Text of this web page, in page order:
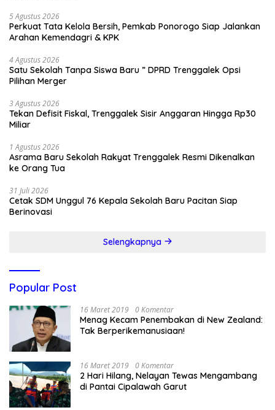
5 Agustus 2026
Perkuat Tata Kelola Bersih, Pemkab Ponorogo Siap Jalankan
Arahan Kemendagri & KPK
4 Agustus 2026
Satu Sekolah Tanpa Siswa Baru ” DPRD Trenggalek Opsi
Pilihan Merger
3 Agustus 2026
Tekan Defisit Fiskal, Trenggalek Sisir Anggaran Hingga Rp30
Miliar
1 Agustus 2026
Asrama Baru Sekolah Rakyat Trenggalek Resmi Dikenalkan
ke Orang Tua
31 Juli 2026
Cetak SDM Unggul 76 Kepala Sekolah Baru Pacitan Siap
Berinovasi
Selengkapnya
Popular Post
16 Maret 2019 0 Komentar
Menag Kecam Penembakan di New Zealand:
Tak Berperikemanusiaan!
16 Maret 2019 0 Komentar
2 Hari Hilang, Nelayan Tewas Mengambang
di Pantai Cipalawah Garut